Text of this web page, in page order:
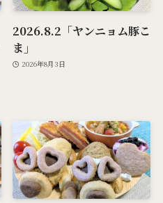
2026.8.2「ヤンニョム豚こ
ま」
2026年8月3日